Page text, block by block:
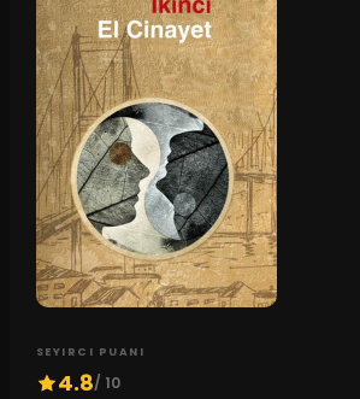
SEYIRCI PUANI
4.8/ 10